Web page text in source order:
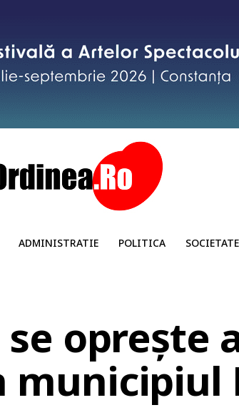
ADMINISTRATIE POLITICA SOCIETATE
oprește
municipiul